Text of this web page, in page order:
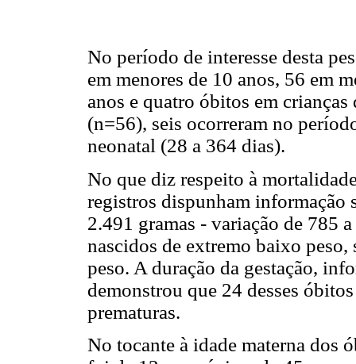
No período de interesse desta
em menores de 10 anos, 56 em
anos e quatro óbitos em
(n=56), seis ocorreram no
neonatal (28 a 364 dias).
No que diz respeito à
registros dispunham informação
2.491 gramas - variação de 785
nascidos de extremo baixo
peso. A duração da gestação,
demonstrou que 24 desses
prematuras.
No tocante à idade materna dos